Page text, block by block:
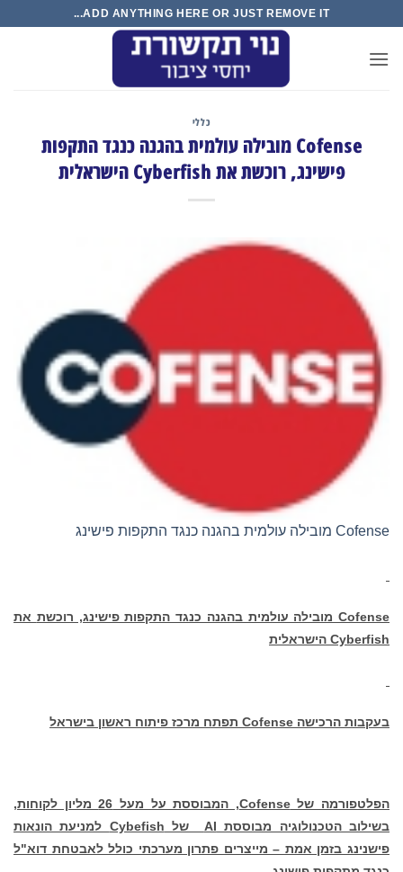
content
ADD ANYTHING HERE OR JUST REMOVE IT...
כללי
Cofense מובילה עולמית בהגנה כנגד התקפות
פישינג, רוכשת את Cyberfish הישראלית
Cofense מובילה עולמית בהגנה כנגד התקפות פישינג
Cofense מובילה עולמית בהגנה כנגד התקפות פישינג, רוכשת את
Cyberfish הישראלית
בעקבות הרכישה Cofense תפתח מרכז פיתוח ראשון בישראל
הפלטפורמה שלCofense
, המבוססת על מעל 26 מליון לקוחות,
בשילוב הטכנולוגיה מבוססת AI של Cybefish למניעת הונאות
פישנינג בזמן אמת – מייצרים פתרון מערכתי כולל לאבטחת דוא"ל